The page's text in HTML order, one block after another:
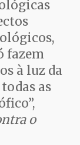
fazem
à luz da
as
o